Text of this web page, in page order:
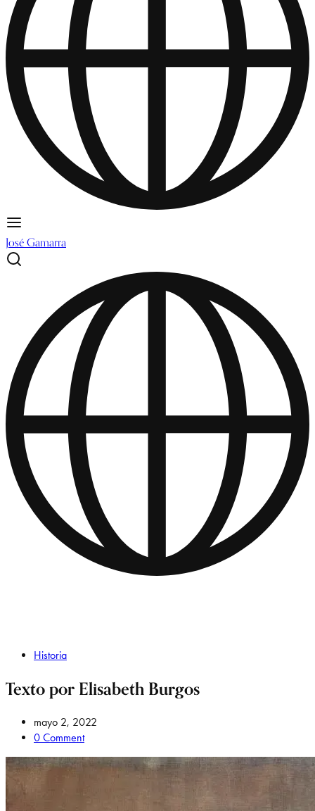
José Gamarra
Historia
Texto por Elisabeth Burgos
mayo 2, 2022
0 Comment